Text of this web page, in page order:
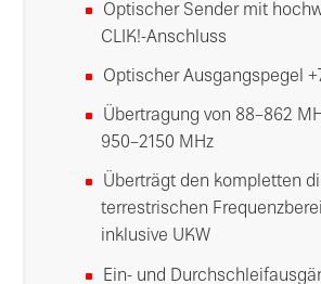
Optischer Sender mit
CLIK!-Anschluss
Optischer Ausgangspegel
Übertragung von 88–862
950–2150 MHz
Überträgt den kompletten
terrestrischen
inklusive UKW
Ein- und